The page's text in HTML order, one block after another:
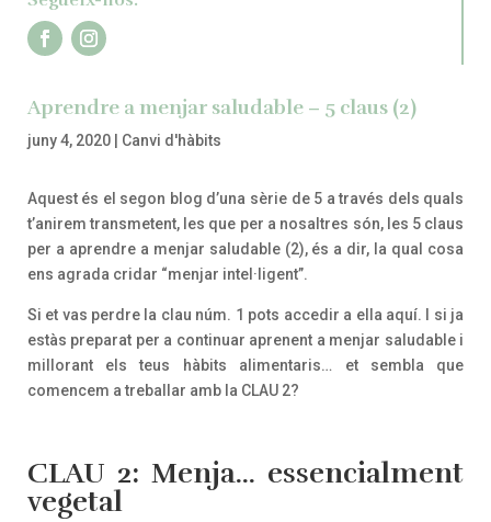
Aprendre a menjar saludable – 5 claus (2)
juny 4, 2020| Canvi d'hàbits
Aquest és el segon blog d’una sèrie de 5 a través dels quals
t’anirem transmetent, les que per a nosaltres són, les 5 claus
per a aprendre a menjar saludable (2), és a dir, la qual cosa
ens agrada cridar “menjar intel·ligent”.
Si et vas perdre la clau núm. 1 pots accedir a ella aquí. I si ja
estàs preparat per a continuar aprenent a menjar saludable i
millorant els teus hàbits alimentaris… et sembla que
comencem a treballar amb la CLAU 2?
CLAU 2: Menja… essencialment
vegetal